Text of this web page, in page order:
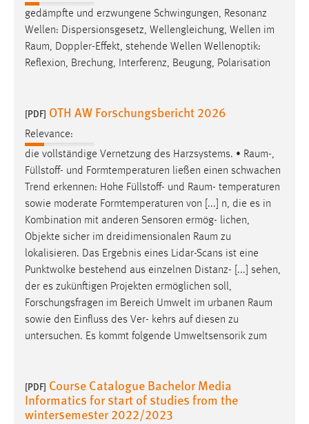
gedämpfte und erzwungene Schwingungen, Resonanz
Wellen: Dispersionsgesetz, Wellengleichung, Wellen im
Raum, Doppler-Effekt, stehende Wellen Wellenoptik:
Reflexion, Brechung, Interferenz, Beugung, Polarisation
[PDF] OTH AW Forschungsbericht 2026
Relevance:
die vollständige Vernetzung des Harzsystems. • Raum-,
Füllstoff- und Formtemperaturen ließen einen schwachen
Trend erkennen: Hohe Füllstoff- und Raum- temperaturen
sowie moderate Formtemperaturen von [...] n, die es in
Kombination mit anderen Sensoren ermög- lichen,
Objekte sicher im dreidimensionalen Raum zu
lokalisieren. Das Ergebnis eines Lidar-Scans ist eine
Punktwolke bestehend aus einzelnen Distanz- [...] sehen,
der es zukünftigen Projekten ermöglichen soll,
Forschungsfragen im Bereich Umwelt im urbanen Raum
sowie den Einfluss des Ver- kehrs auf diesen zu
untersuchen. Es kommt folgende Umweltsensorik zum
[PDF] Course Catalogue Bachelor Media
Informatics for start of studies from the
wintersemester 2022/2023